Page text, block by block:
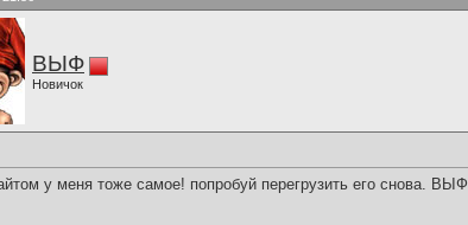
ВЫФ
Новичок
у меня тоже самое! попробуй перегрузить его снова. ВЫФ